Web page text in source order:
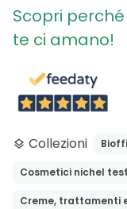
Scopri
te ci amano!
layers Collezioni
Cosmetici nichel
Creme, trattamenti